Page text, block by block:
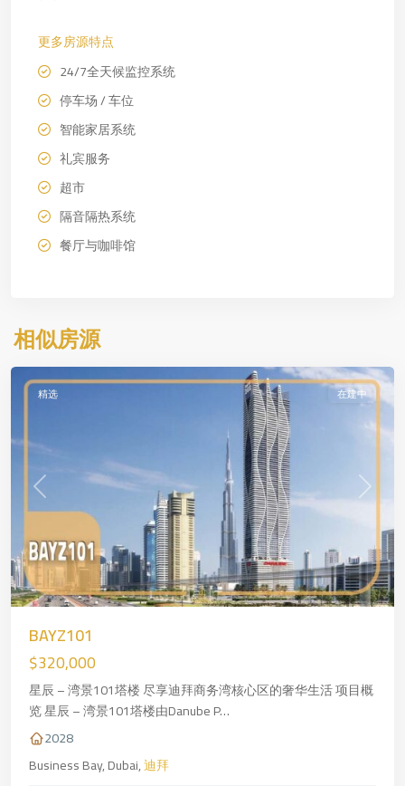
更多房源特点
24/7全天候监控系统
停车场 / 车位
智能家居系统
礼宾服务
超市
隔音隔热系统
餐厅与咖啡馆
相似房源
迪
拜
Previous Next
精选 在建中
BAYZ101
$320,000
星辰 – 湾景101塔楼 尽享迪拜商务湾核心区的奢华生活 项目概
览 星辰 – 湾景101塔楼由Danube P…
2028
Business Bay, Dubai,迪拜